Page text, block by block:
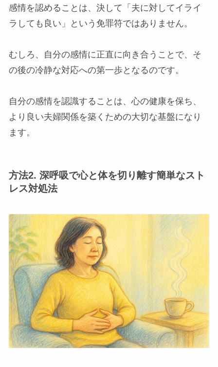
感情を認めることは、決して「夫に対してイライ
ラしても良い」という免罪符ではありません。
むしろ、自分の感情に正直に向き合うことで、そ
の後の冷静な対応への第一歩となるのです。
自分の感情を認識することは、心の健康を保ち、
より良い夫婦関係を築くための大切な基盤になり
ます。
方法2. 深呼吸で心と体を切り離す簡単なスト
レス対処法